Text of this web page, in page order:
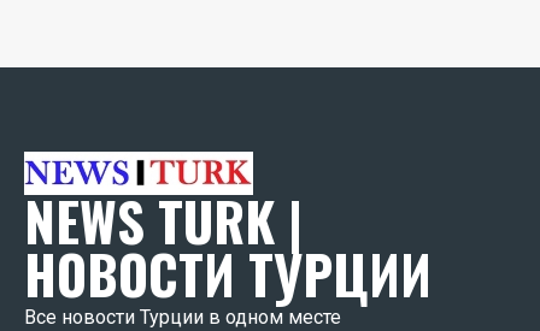
NEWS TURK |
НОВОСТИ ТУРЦИИ
Все новости Турции в одном месте